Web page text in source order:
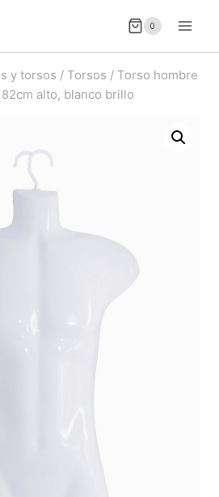
0
y torsos / Torsos / Torso hombre
alto, blanco brillo